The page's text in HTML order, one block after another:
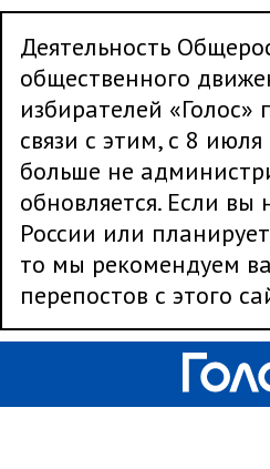
Деятельность
общественного
избирателей «Голос»
связи с этим, с 8
больше не
обновляется. Если вы
России или
то мы рекомендуем
перепостов с этого